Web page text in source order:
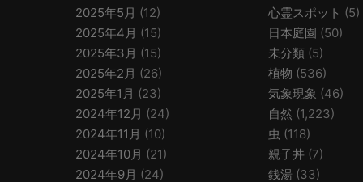
2025年5月 (12)
2025年4月 (15)
2025年3月 (15)
2025年2月 (26)
2025年1月 (23)
2024年12月 (24)
2024年11月 (10)
2024年10月 (21)
2024年9月 (24)
心霊スポット (5)
日本庭園 (50)
未分類 (5)
植物 (536)
気象現象 (46)
自然 (1,223)
虫 (118)
親子丼 (7)
銭湯 (33)